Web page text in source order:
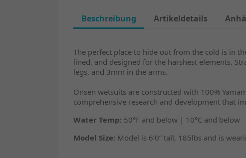
Beschreibung Artikeldetails
The perfect place to hide out from the cold is in
lined, and designed for the harshest elements.
legs, and 3mm in the arms.
Onsen wetsuits are constructed with 100%
comprehensive research and development that
Water Temp: 50°F and below | 10°C and below
Model Size: Model is 6’0” tall, 185lbs and is